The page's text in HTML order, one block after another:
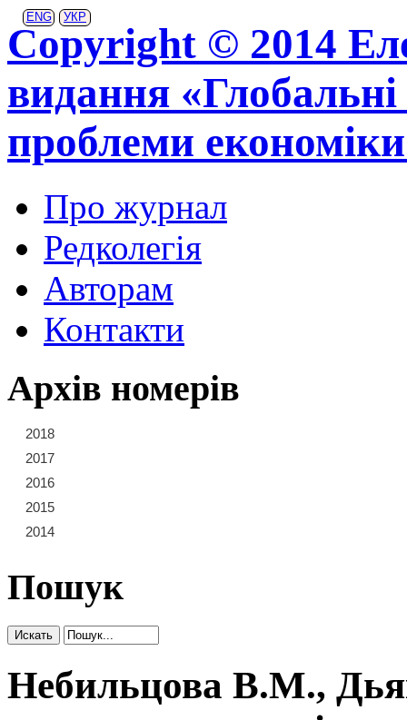
ENG УКР
Copyright © 2014
видання «Глобальні
проблеми
Про журнал
Редколегія
Авторам
Контакти
Архів номерів
2018
2017
2016
2015
2014
Пошук
Небильцова В.М.,